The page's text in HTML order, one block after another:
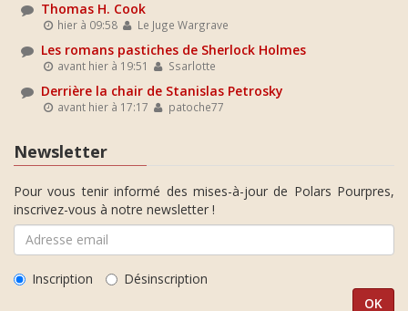
Thomas H. Cook
hier à 09:58 Le Juge Wargrave
Les romans pastiches de Sherlock Holmes
avant hier à 19:51 Ssarlotte
Derrière la chair de Stanislas Petrosky
avant hier à 17:17 patoche77
Newsletter
Pour vous tenir informé des mises-à-jour de Polars Pourpres,
inscrivez-vous à notre newsletter !
Inscription Désinscription